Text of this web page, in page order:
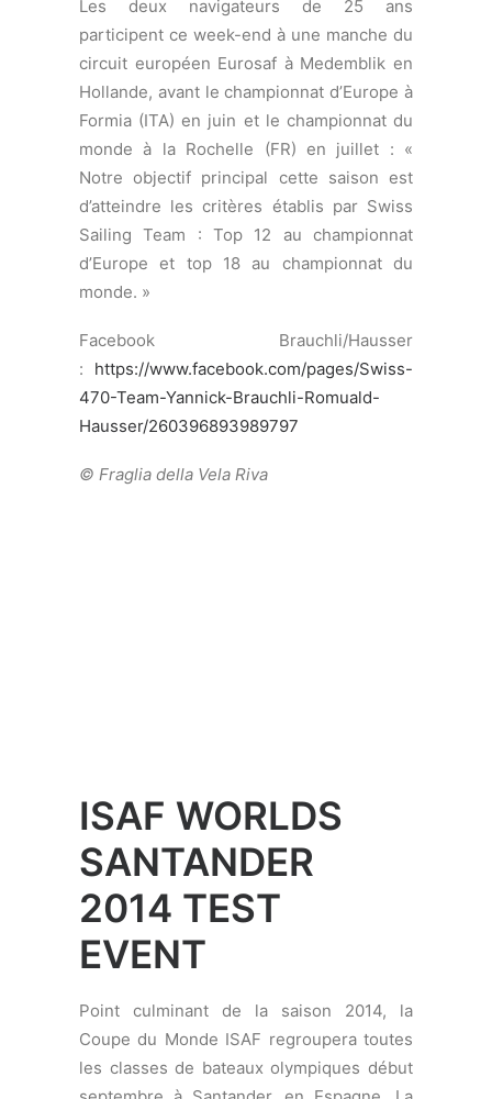
© Fraglia della Vela Riva
ISAF WORLDS
SANTANDER
2014 TEST
EVENT
Point culminant de la saison 2014, la
Coupe du Monde ISAF regroupera toutes
les classes de bateaux olympiques début
Swiss Sailing Team : « Santander est une
notamment à cause des courants et des
vagues. Il est important de préparer nos
athlètes à ce qui les attend afin qu’ils
puissent naviguer à leur meilleur niveau
sécuriser la qualification par classe dans
les séries que nous soutenons. »
Règlement de Sélection Swiss Sailing